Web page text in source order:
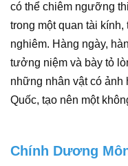
có thể chiêm ngưỡng
trong một quan tài
nghiêm. Hàng ngày,
tưởng niệm và bày tỏ
những nhân vật có
Quốc, tạo nên một
Chính Dương